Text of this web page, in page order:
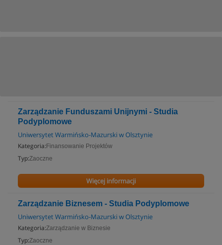
Zarządzanie Funduszami Unijnymi - Studia
Podyplomowe
Uniwersytet Warmińsko-Mazurski w Olsztynie
Kategoria: Finansowanie Projektów
Typ:Zaoczne
Więcej informacji
Zarządzanie Biznesem - Studia Podyplomowe
Uniwersytet Warmińsko-Mazurski w Olsztynie
Kategoria:Zarządzanie w Biznesie
Typ:Zaoczne